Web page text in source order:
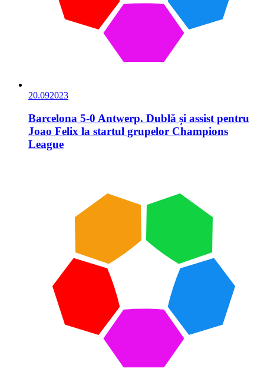
20.092023
Barcelona 5-0 Antwerp. Dublă și assist pentru
Joao Felix la startul grupelor Champions
League